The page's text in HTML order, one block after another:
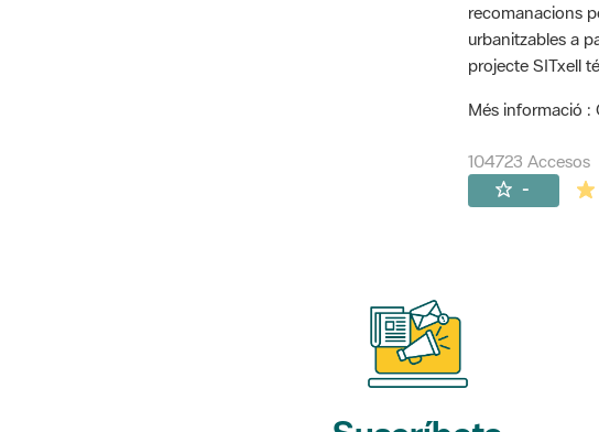
recomanacions
urbanitzables a
projecte SITxell
Més informació :
104723 Accesos
-